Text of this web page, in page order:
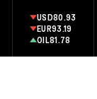
USD80.93
EUR93.19
OIL81.78